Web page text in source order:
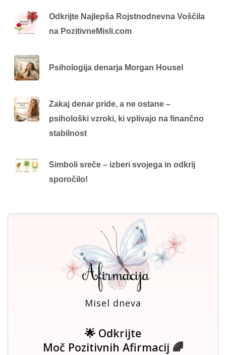
Odkrijte Najlepša Rojstnodnevna Voščila
na PozitivneMisli.com
Psihologija denarja Morgan Housel
Zakaj denar pride, a ne ostane –
psihološki vzroki, ki vplivajo na finančno
stabilnost
Simboli sreče – izberi svojega in odkrij
sporočilo!
Misel dneva
🌟 Odkrijte
Moč Pozitivnih Afirmacij 🌈